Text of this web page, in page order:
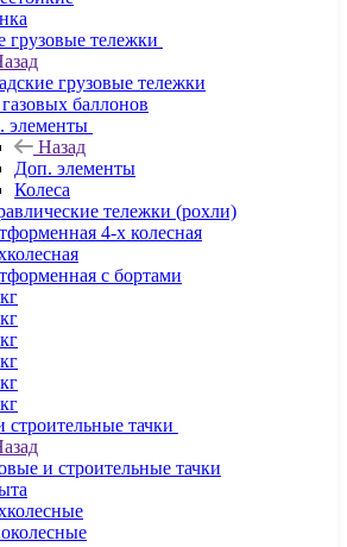
грузовые тележки
грузовые тележки
баллонов
элементы
Назад
Доп. элементы
Колеса
тележки (рохли)
4-х колесная
с бортами
строительные тачки
и строительные тачки